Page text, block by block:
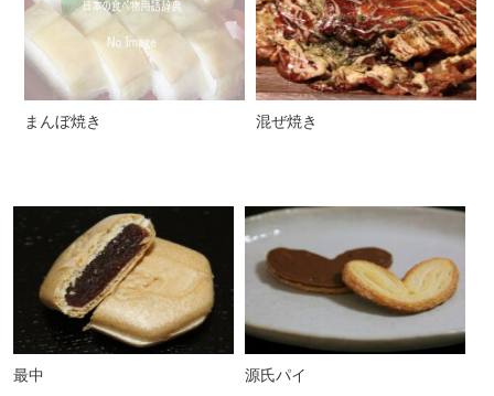
まんぼ焼き 混ぜ焼き
最中 源氏パイ